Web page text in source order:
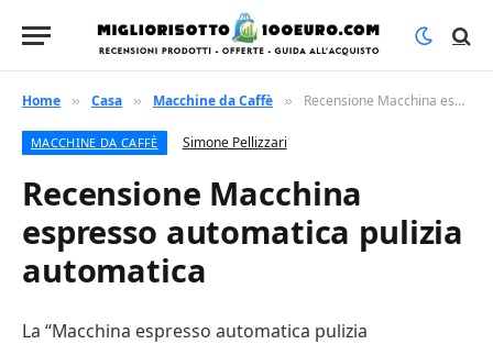
Home » Casa » Macchine da Caffè » Recensione Macchina espresso automatica pulizia automatica
MACCHINE DA CAFFÈ Simone Pellizzari
Recensione Macchina
espresso automatica pulizia
automatica
La “Macchina espresso automatica pulizia